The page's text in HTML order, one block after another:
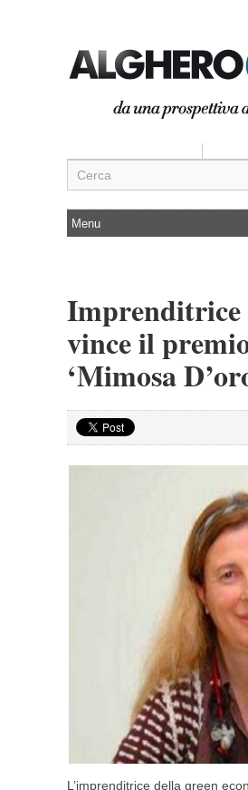
Imprenditrice
vince il
‘Mimosa
L’imprenditrice della green